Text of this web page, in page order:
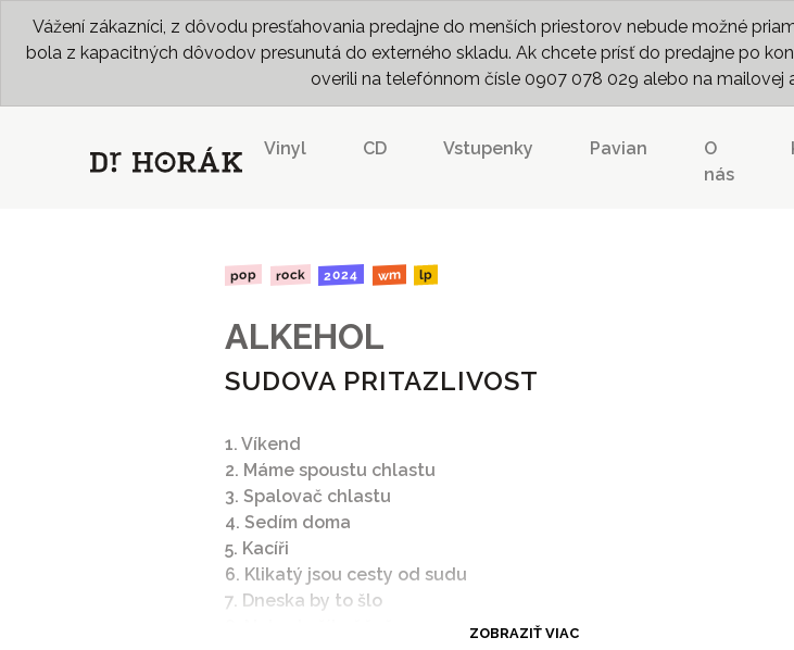
Vážení zákazníci, z dôvodu presťahovania predajne do menších priestorov nebude možné
bola z kapacitných dôvodov presunutá do externého skladu. Ak chcete prísť do predajne po
overili na telefónnom čísle 0907 078 029 alebo na mailovej
Vinyl CD Vstupenky Pavian
O
nás
pop rock 2024 wm lp
ALKEHOL
SUDOVA PRITAZLIVOST
1. Víkend
2. Máme spoustu chlastu
3. Spalovač chlastu
4. Sedím doma
5. Kacíři
6. Klikatý jsou cesty od sudu
7. Dneska by to šlo
ZOBRAZIŤ VIAC